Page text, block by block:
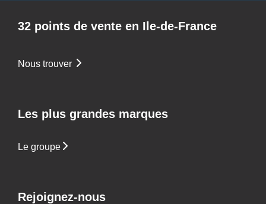
32 points de vente en Ile-de-France
Nous trouver
Les plus grandes marques
Le groupe
Rejoignez-nous